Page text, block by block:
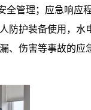
全管理；应急响应
防护装备使用，水
、伤害等事故的应